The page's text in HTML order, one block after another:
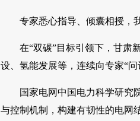
专家悉心指导、倾囊相授，
在“双碳”目标引领下，甘肃
设、氢能发展等，连续向专家“问
国家电网中国电力科学研究
与控制机制，构建有韧性的电网